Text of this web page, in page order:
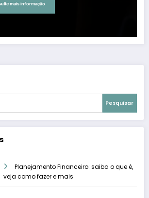
mais informação
Pesquisar
Planejamento Financeiro: saiba o que é,
veja como fazer e mais